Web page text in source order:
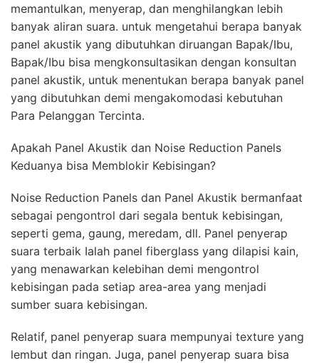
memantulkan, menyerap, dan menghilangkan lebih
banyak aliran suara. untuk mengetahui berapa banyak
panel akustik yang dibutuhkan diruangan Bapak/Ibu,
Bapak/Ibu bisa mengkonsultasikan dengan konsultan
panel akustik, untuk menentukan berapa banyak panel
yang dibutuhkan demi mengakomodasi kebutuhan
Para Pelanggan Tercinta.
Apakah Panel Akustik dan Noise Reduction Panels
Keduanya bisa Memblokir Kebisingan?
Noise Reduction Panels dan Panel Akustik bermanfaat
sebagai pengontrol dari segala bentuk kebisingan,
seperti gema, gaung, meredam, dll. Panel penyerap
suara terbaik Ialah panel fiberglass yang dilapisi kain,
yang menawarkan kelebihan demi mengontrol
kebisingan pada setiap area-area yang menjadi
sumber suara kebisingan.
Relatif, panel penyerap suara mempunyai texture yang
lembut dan ringan. Juga, panel penyerap suara bisa